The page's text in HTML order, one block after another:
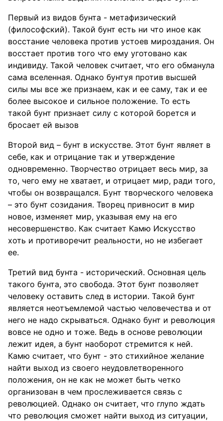
Первый из видов бунта - метафизический
(философский). Такой бунт есть ни что иное как
восстание человека против устоев мироздания. Он
восстает против того что ему уготовано как
индивиду. Такой человек считает, что его обманула
сама вселенная. Однако бунтуя против высшей
силы мы все же признаем, как и ее саму, так и ее
более высокое и сильное положение. То есть
такой бунт признает силу с которой борется и
бросает ей вызов
Второй вид – бунт в искусстве. Этот бунт являет в
себе, как и отрицание так и утверждение
одновременно. Творчество отрицает весь мир, за
то, чего ему не хватает, и отрицает мир, ради того,
чтобы он возвращался. Бунт творческого человека
– это бунт созидания. Творец привносит в мир
новое, изменяет мир, указывая ему на его
несовершенство. Как считает Камю Искусство
хоть и противоречит реальности, но не избегает
ее.
Третий вид бунта - исторический. Основная цель
такого бунта, это свобода. Этот бунт позволяет
человеку оставить след в истории. Такой бунт
является неотъемлемой частью человечества и от
него не надо скрываться. Однако бунт и революция
вовсе не одно и тоже. Ведь в основе революции
лежит идея, а бунт наоборот стремится к ней.
Камю считает, что бунт - это стихийное желание
найти выход из своего неудовлетворенного
положения, он не как не может быть четко
организован в чем прослеживается связь с
революцией. Однако он считает, что глупо ждать
что революция сможет найти выход из ситуации,